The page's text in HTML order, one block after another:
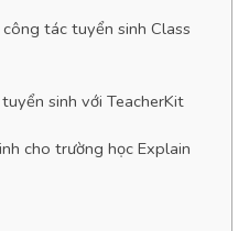
tác tuyển sinh Class
sinh với TeacherKit
cho trường học Explain